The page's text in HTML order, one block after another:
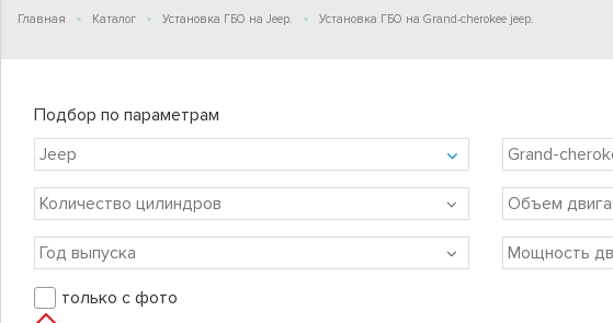
Главная Каталог Установка ГБО на Jeep. Установка ГБО на Grand-cherokee jeep.
Подбор по параметрам
только с фото